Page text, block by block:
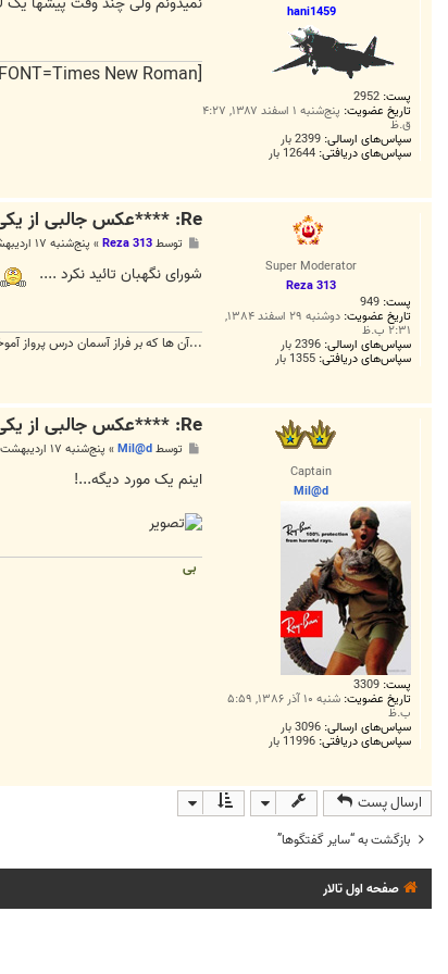
hani1459
پست: 2952
تاریخ عضویت: پنج‌شنبه ۱ اسفند ۱۳۸۷, ۴:۲۷
ق.ظ
سپاس‌های ارسالی: 2399 بار
سپاس‌های دریافتی: 12644 بار
[FONT=Times New Roman] [FONT=Times New Roman] و ایران را دوست میدارم
Super Moderator
Reza 313
پست: 949
تاریخ عضویت: دوشنبه ۲۹ اسفند ۱۳۸۴,
۲:۳۱ ب.ظ
سپاس‌های ارسالی: 2396 بار
سپاس‌های دریافتی: 1355 بار
Re: ****عکس جالبی از یکی از کاندیداهایی که امروز ثبت نام کرد****
ت
توسطReza 313
» پنج‌شنبه ۱۷ اردیبهشت ۱۳۸۸, ۱۰:۲۵ ق.ظ
شورای نگهبان تائید نکرد ....
...آن ها که بر فراز آسمان درس پرواز
Captain
Mil@d
پست: 3309
تاریخ عضویت: شنبه ۱۰ آذر ۱۳۸۶, ۵:۵۹
ب.ظ
سپاس‌های ارسالی: 3096 بار
سپاس‌های دریافتی: 11996 بار
Re: ****عکس جالبی از یکی از کاندیداهایی که امروز ثبت نام کرد****
ت
توسطMil@d
» پنج‌شنبه ۱۷ اردیبهشت ۱۳۸۸, ۶:۵۴ ب.ظ
اینم یک مورد دیگه...!
بی
ارسال پست
بازگشت به “ساير گفتگوها”
صفحه اول تالار